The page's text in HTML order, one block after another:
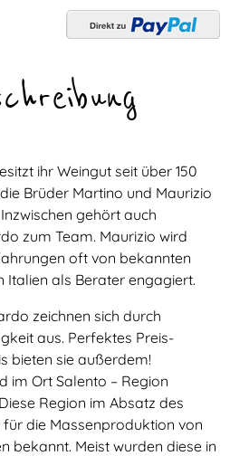
ihr Weingut seit über 150
Brüder Martino und Maurizio
gehört auch
zum Team. Maurizio wird
oft von bekannten
Italien als Berater engagiert.
zeichnen sich durch
aus. Perfektes Preis-
bieten sie außerdem!
im Ort Salento – Region
Region im Absatz des
die Massenproduktion von
bekannt. Meist wurden diese in